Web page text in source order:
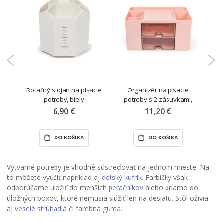
Rotačný stojan na písacie
potreby, biely
6,90 €
DO KOŠÍKA
Organizér na písacie
potreby s 2 zásuvkami,
ružový
11,20 €
DO KOŠÍKA
Výtvarné potreby je vhodné sústreďovať na jednom mieste. Na
to môžete využiť napríklad aj detský kufrík. Farbičky však
odporúčame uložiť do menších peračníkov alebo priamo do
úložných boxov, ktoré nemusia slúžiť len na desiatu. Stôl oživia
aj veselé strúhadlá či farebná guma.